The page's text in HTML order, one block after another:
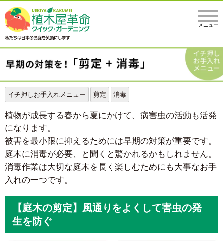
メニュー
イチ押しお手入れメニュー 剪定 消毒
植物が成長する春から夏にかけて、病害虫の活動も活発
になります。
被害を最小限に抑えるためには早期の対策が重要です。
庭木に消毒が必要、と聞くと驚かれるかもしれません。
消毒作業は大切な庭木を長く楽しむためにも大事なお手
入れの一つです。
【庭木の剪定】風通りをよくして害虫の発
生を防ぐ